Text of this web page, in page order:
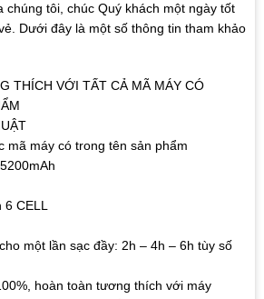
chúng tôi, chúc Quý khách một ngày tốt
Dưới đây là một số thông tin tham khảo
THÍCH VỚI TẤT CẢ MÃ MÁY CÓ
mã máy có trong tên sản phẩm
CELL
một lần sạc đầy: 2h – 4h – 6h tùy số
hoàn toàn tương thích với máy